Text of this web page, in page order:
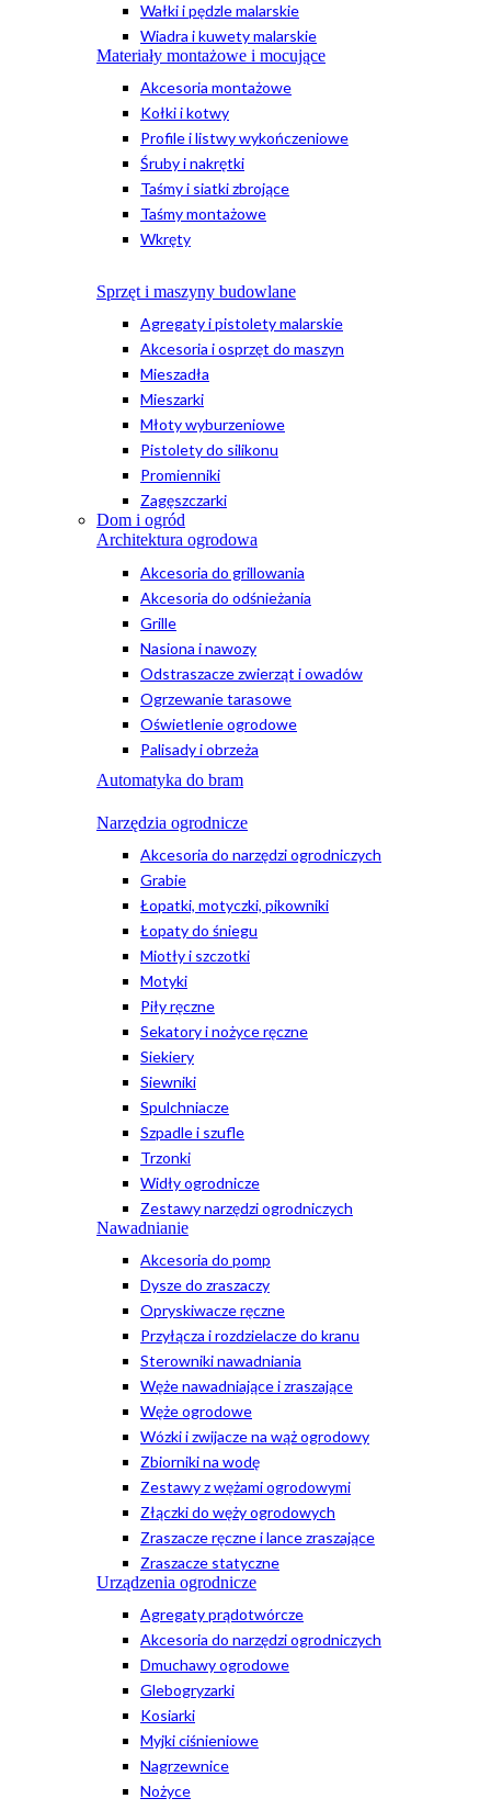
Wałki i pędzle malarskie
Wiadra i kuwety malarskie
Materiały montażowe i mocujące
Akcesoria montażowe
Kołki i kotwy
Profile i listwy wykończeniowe
Śruby i nakrętki
Taśmy i siatki zbrojące
Taśmy montażowe
Wkręty
Sprzęt i maszyny budowlane
Agregaty i pistolety malarskie
Akcesoria i osprzęt do maszyn
Mieszadła
Mieszarki
Młoty wyburzeniowe
Pistolety do silikonu
Promienniki
Zagęszczarki
Dom i ogród
Architektura ogrodowa
Akcesoria do grillowania
Akcesoria do odśnieżania
Grille
Nasiona i nawozy
Odstraszacze zwierząt i owadów
Ogrzewanie tarasowe
Oświetlenie ogrodowe
Palisady i obrzeża
Automatyka do bram
Narzędzia ogrodnicze
Akcesoria do narzędzi ogrodniczych
Grabie
Łopatki, motyczki, pikowniki
Łopaty do śniegu
Miotły i szczotki
Motyki
Piły ręczne
Sekatory i nożyce ręczne
Siekiery
Siewniki
Spulchniacze
Szpadle i szufle
Trzonki
Widły ogrodnicze
Zestawy narzędzi ogrodniczych
Nawadnianie
Akcesoria do pomp
Dysze do zraszaczy
Opryskiwacze ręczne
Przyłącza i rozdzielacze do kranu
Sterowniki nawadniania
Węże nawadniające i zraszające
Węże ogrodowe
Wózki i zwijacze na wąż ogrodowy
Zbiorniki na wodę
Zestawy z wężami ogrodowymi
Złączki do węży ogrodowych
Zraszacze ręczne i lance zraszające
Zraszacze statyczne
Urządzenia ogrodnicze
Agregaty prądotwórcze
Akcesoria do narzędzi ogrodniczych
Dmuchawy ogrodowe
Glebogryzarki
Kosiarki
Myjki ciśnieniowe
Nagrzewnice
Nożyce